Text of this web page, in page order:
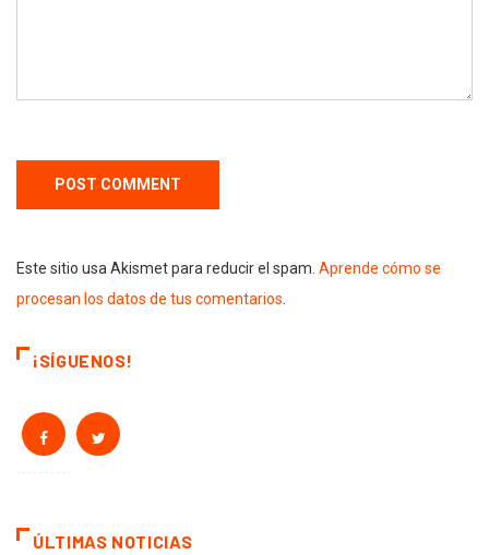
Este sitio usa Akismet para reducir el spam. Aprende cómo se
procesan los datos de tus comentarios
¡SÍGUENOS!
ÚLTIMAS NOTICIAS